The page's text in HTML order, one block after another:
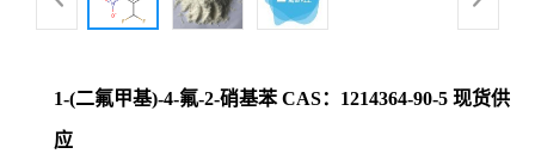
1-(二氟甲基)-4-氟-2-硝基苯 CAS：1214364-90-5 现货供
应